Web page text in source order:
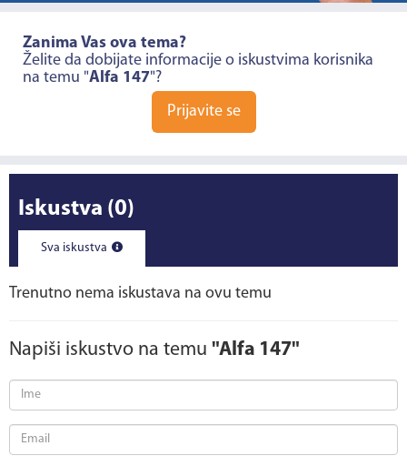
Zanima Vas ova tema?
Želite da dobijate informacije o iskustvima korisnika
na temu "Alfa 147"?
Prijavite se
Iskustva (0)
Sva iskustva
Trenutno nema iskustava na ovu temu
Napiši iskustvo na temu "Alfa 147"